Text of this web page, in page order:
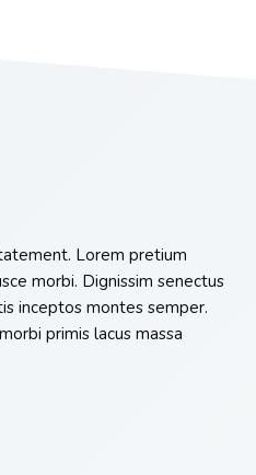
Lorem pretium
morbi. Dignissim senectus
inceptos montes semper.
primis lacus massa